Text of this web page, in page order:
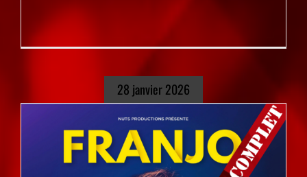
28 janvier 2026